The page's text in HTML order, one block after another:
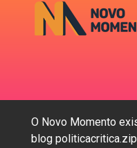
O Novo Momento
blog